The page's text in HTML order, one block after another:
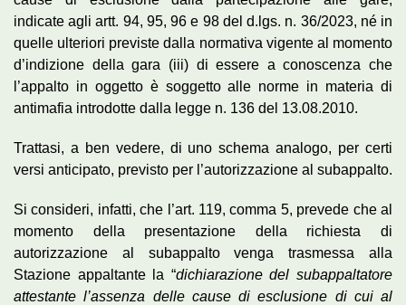
indicate agli artt. 94, 95, 96 e 98 del d.lgs. n. 36/2023, né in
quelle ulteriori previste dalla normativa vigente al momento
d’indizione della gara (iii) di essere a conoscenza che
l’appalto in oggetto è soggetto alle norme in materia di
antimafia introdotte dalla legge n. 136 del 13.08.2010.
Trattasi, a ben vedere, di uno schema analogo, per certi
versi anticipato, previsto per l’autorizzazione al subappalto.
Si consideri, infatti, che l’art. 119, comma 5, prevede che al
momento della presentazione della richiesta di
autorizzazione al subappalto venga trasmessa alla
Stazione appaltante la “dichiarazione del subappaltatore
attestante l’assenza delle cause di esclusione di cui al